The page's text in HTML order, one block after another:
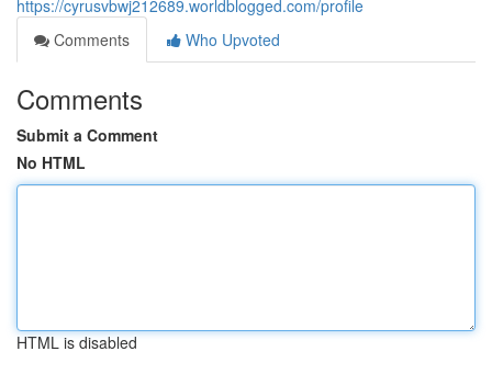
https://cyrusvbwj212689.worldblogged.com/profile
Comments
Who Upvoted
Comments
Submit a Comment
No HTML
HTML is disabled